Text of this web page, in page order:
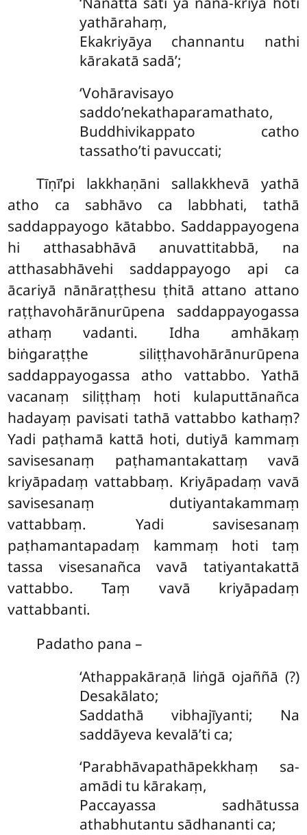
yathārahaṃ,
Ekakriyāya channantu nathi
kārakatā sadā’;
‘Vohāravisayo
saddo’nekathaparamathato,
Buddhivikappato catho
tassatho’ti pavuccati;
Tīṇī’pi lakkhaṇāni sallakkhevā yathā
atho ca sabhāvo ca labbhati, tathā
saddappayogo kātabbo. Saddappayogena
hi atthasabhāvā anuvattitabbā, na
atthasabhāvehi saddappayogo api ca
ācariyā nānāraṭṭhesu ṭhitā attano attano
raṭṭhavohārānurūpena saddappayogassa
athaṃ vadanti. Idha amhākaṃ
biṅgaraṭṭhe siliṭṭhavohārānurūpena
saddappayogassa atho vattabbo. Yathā
vacanaṃ siliṭṭhaṃ hoti kulaputtānañca
hadayaṃ pavisati tathā vattabbo kathaṃ?
Yadi paṭhamā kattā hoti, dutiyā kammaṃ
savisesanaṃ paṭhamantakattaṃ vavā
kriyāpadaṃ vattabbaṃ. Kriyāpadaṃ vavā
savisesanaṃ dutiyantakammaṃ
vattabbaṃ. Yadi savisesanaṃ
paṭhamantapadaṃ kammaṃ hoti taṃ
tassa visesanañca vavā tatiyantakattā
vattabbo. Taṃ vavā kriyāpadaṃ
vattabbanti.
Padatho pana –
‘Athappakāraṇā liṅgā ojaññā (?)
Desakālato;
Saddathā vibhajīyanti; Na
saddāyeva kevalā’ti ca;
‘Parabhāvapathāpekkhaṃ sa-
amādi tu kārakaṃ,
Paccayassa sadhātussa
athabhutantu sādhananti ca;